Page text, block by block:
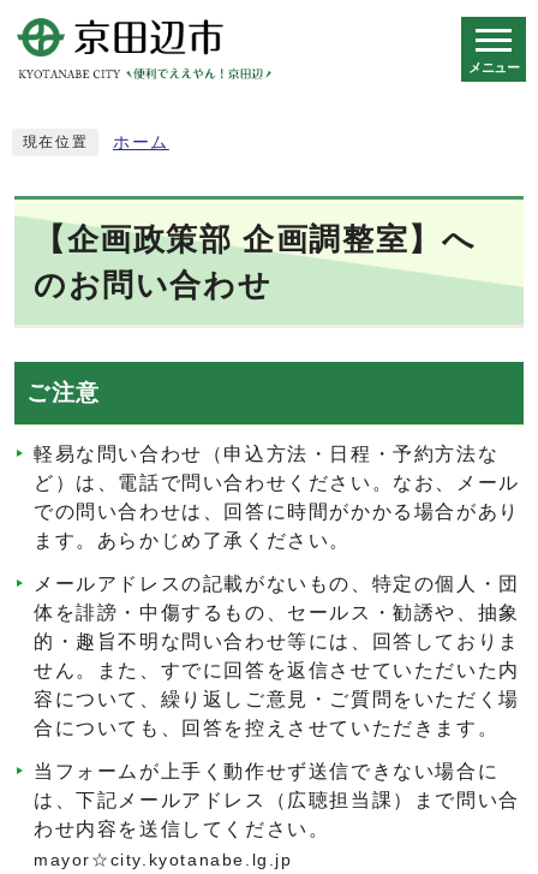
メニュー
現在位置 ホーム
【企画政策部 企画調整室】へ
のお問い合わせ
ご注意
軽易な問い合わせ（申込方法・日程・予約方法な
ど）は、電話で問い合わせください。なお、メール
での問い合わせは、回答に時間がかかる場合があり
ます。あらかじめ了承ください。
メールアドレスの記載がないもの、特定の個人・団
体を誹謗・中傷するもの、セールス・勧誘や、抽象
的・趣旨不明な問い合わせ等には、回答しておりま
せん。また、すでに回答を返信させていただいた内
容について、繰り返しご意見・ご質問をいただく場
合についても、回答を控えさせていただきます。
当フォームが上手く動作せず送信できない場合に
は、下記メールアドレス（広聴担当課）まで問い合
わせ内容を送信してください。
mayor☆city.kyotanabe.lg.jp